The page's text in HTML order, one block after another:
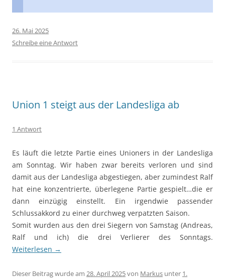
26. Mai 2025
Schreibe eine Antwort
Union 1 steigt aus der Landesliga ab
1 Antwort
Es läuft die letzte Partie eines Unioners in der Landesliga
am Sonntag. Wir haben zwar bereits verloren und sind
damit aus der Landesliga abgestiegen, aber zumindest Ralf
hat eine konzentrierte, überlegene Partie gespielt…die er
dann einzügig einstellt. Ein irgendwie passender
Schlussakkord zu einer durchweg verpatzten Saison.
Somit wurden aus den drei Siegern von Samstag (Andreas,
Ralf und ich) die drei Verlierer des Sonntags.
Weiterlesen →
Dieser Beitrag wurde am 28. April 2025von Markus unter 1.